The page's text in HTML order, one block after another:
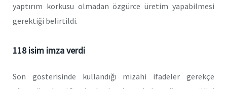
yaptırım korkusu olmadan özgürce üretim yapabilmesi
gerektiği belirtildi.
118 isim imza verdi
Son gösterisinde kullandığı mizahi ifadeler gerekçe